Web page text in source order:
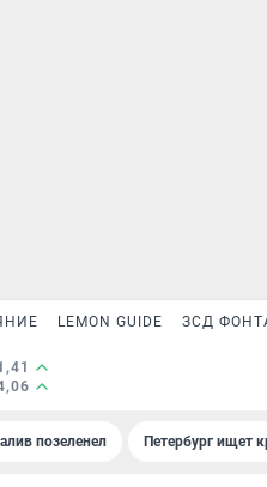
LEMON GUIDE ЗСД
позеленел Петербург ищет